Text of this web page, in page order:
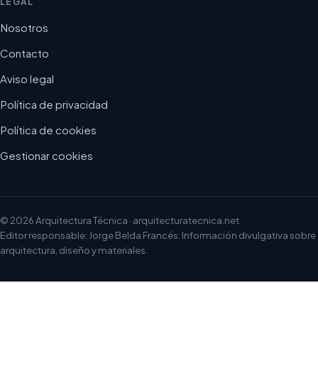
Nosotros
Contacto
Aviso legal
Política de privacidad
Política de cookies
Gestionar cookies
© 2026 Arquitectura Técnica · arquitecturatecnica.net
Editor responsable: Jorge Belda Francés. Información divulgativa sobre
arquitectura, diseño y materiales.